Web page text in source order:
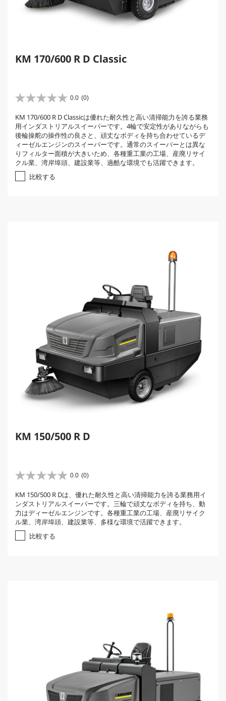
KM 170/600 R D Classic
0.0 (0)
星
.
0
／
5
個
で
。
KM 170/600 R D Classicは優れた耐久性と高い清掃能力を誇る業務
用インダストリアルスイーパーです。4輪で安定性がありながらも
後輪操舵の操作性の良さと、頑丈なボディを持ち合わせているデ
ィーゼルエンジンのスイーパーです。通常のスイーパーとは異な
りフィルター面積が大きいため、各種重工業の工場、産廃リサイ
クル業、湾岸埠頭、建設業等、過酷な環境でも活躍できます。
比較する
KM 150/500 R D
0.0 (0)
星
.
0
／
5
で
KM 150/500 R Dは、優れた耐久性と高い清掃能力を誇る業務用イ
ンダストリアルスイーパーです。三輪で頑丈なボディを持ち、動
力はディーゼルエンジンです。各種重工業の工場、産廃リサイク
ル業、湾岸埠頭、建設業等、多様な環境で活躍できます。
比較する